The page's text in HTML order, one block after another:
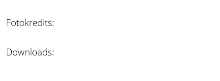
Fotokredits:
Downloads: